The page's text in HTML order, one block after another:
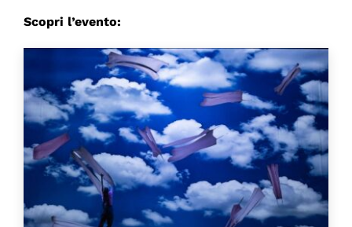
Scopri l’evento: